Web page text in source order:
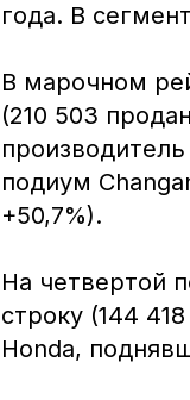
года. В
В марочном
(210 503
подиум
+50,7%).
На четвертой
строку (144
Honda,